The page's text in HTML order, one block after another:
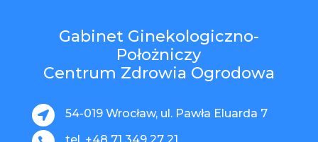
Gabinet Ginekologiczno-
Położniczy
Centrum Zdrowia Ogrodowa
 54-019 Wrocław, ul. Pawła Eluarda 7